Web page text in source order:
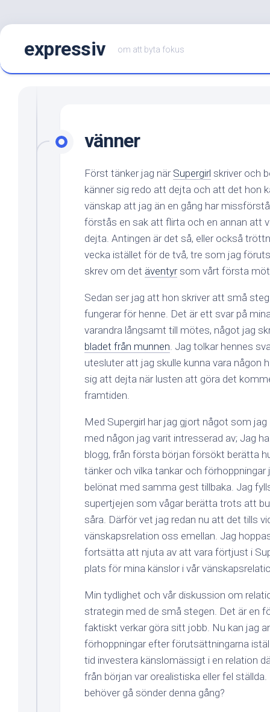
Hoppa
innehållexpressiv om att byta fokus
vänner
Först tänker jag när Supergirl skriver och
känner sig redo att dejta och att det hon
vänskap att jag än en gång har
förstås en sak att flirta och en annan att
dejta. Antingen är det så, eller också
vecka istället för de två, tre som jag
skrev om det äventyrsom vårt första
Sedan ser jag att hon skriver att små
fungerar för henne. Det är ett svar på
varandra långsamt till mötes, något jag
bladet från munnen. Jag tolkar hennes
utesluter att jag skulle kunna vara någon
sig att dejta när lusten att göra det
framtiden.
Med Supergirl har jag gjort något som
med någon jag varit intresserad av; Jag
blogg, från första början försökt berätta
tänker och vilka tankar och förhoppningar
belönat med samma gest tillbaka. Jag
supertjejen som vågar berätta trots att
såra. Därför vet jag redan nu att det tills
vänskapsrelation oss emellan. Jag
fortsätta att njuta av att vara förtjust i
plats för mina känslor i vår
Min tydlighet och vår diskussion om
strategin med de små stegen. Det är en
faktiskt verkar göra sitt jobb. Nu kan jag
förhoppningar efter förutsättningarna
tid investera känslomässigt i en relation
från början var orealistiska eller fel
behöver gå sönder denna gång?